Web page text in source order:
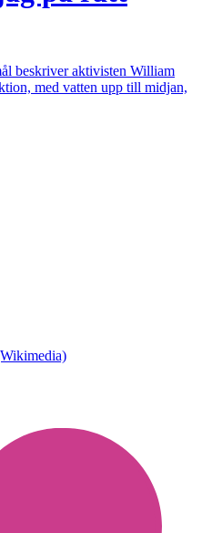
beskriver aktivisten William
med vatten upp till midjan,